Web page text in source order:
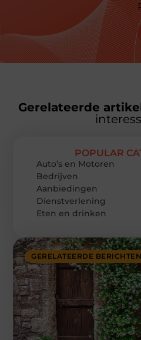
Gerelateerde
GERELATEERDE BERICHTEN
POPULAR
Auto’s en Motoren
Bedrijven
Aanbiedingen
Dienstverlening
Eten en drinken